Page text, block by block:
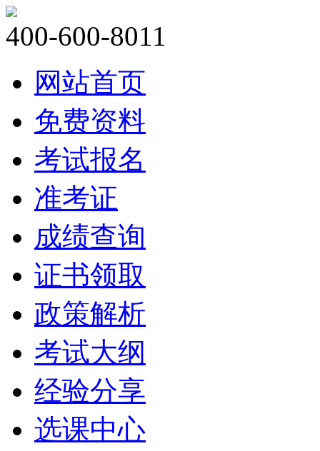
400-600-8011
网站首页
免费资料
考试报名
准考证
成绩查询
证书领取
政策解析
考试大纲
经验分享
选课中心